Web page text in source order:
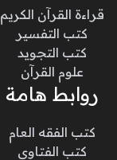
قراءة القرآن الكريم
كتب التفسير
كتب التجويد
علوم القرآن
روابط هامة
كتب الفقه العام
كتب الفتاوى